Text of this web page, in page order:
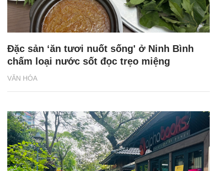
VĂN HÓA
Đặc sản ‘ăn tươi nuốt sống' ở Ninh Bình
chấm loại nước sốt đọc trẹo miệng